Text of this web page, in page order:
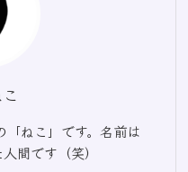
ねこ」です。名前は
間です（笑）